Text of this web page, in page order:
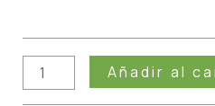
Añadir al